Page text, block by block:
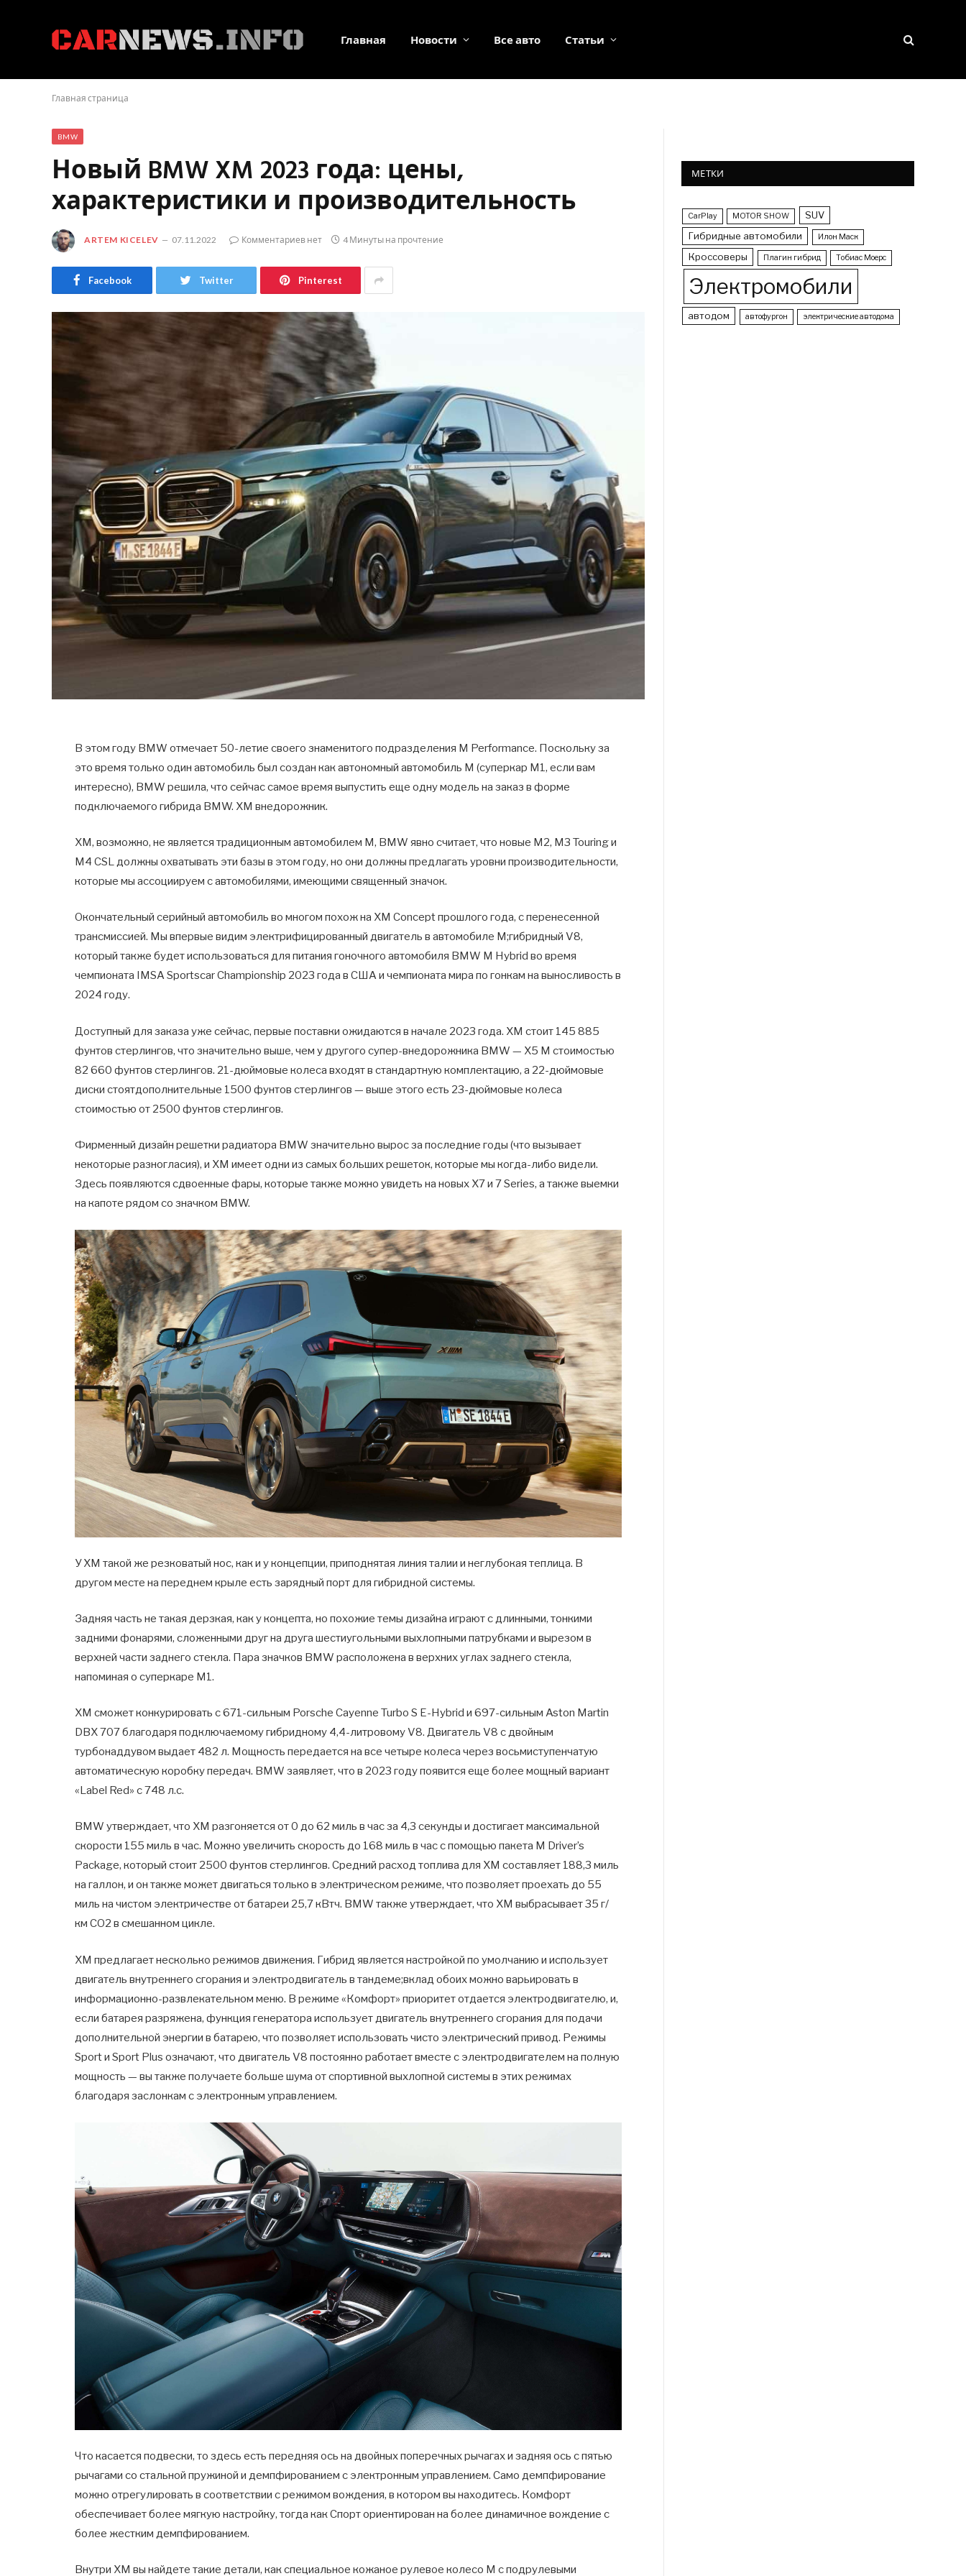
Главная Новости Все авто Статьи
Главная страница
BMW
Новый BMW XM 2023 года: цены,
характеристики и производительность
ARTEM KICELEV 07.11.2022 Комментариев нет 4 Минуты на прочтение
Facebook Twitter Pinterest
В этом году BMW отмечает 50-летие своего знаменитого подразделения M Performance. Поскольку за
это время только один автомобиль был создан как автономный автомобиль M (суперкар M1, если вам
интересно), BMW решила, что сейчас самое время выпустить еще одну модель на заказ в форме
подключаемого гибрида BMW. ХМ внедорожник.
XM, возможно, не является традиционным автомобилем M, BMW явно считает, что новые M2, M3 Touring и
M4 CSL должны охватывать эти базы в этом году, но они должны предлагать уровни производительности,
которые мы ассоциируем с автомобилями, имеющими священный значок.
Окончательный серийный автомобиль во многом похож на XM Concept прошлого года, с перенесенной
трансмиссией. Мы впервые видим электрифицированный двигатель в автомобиле М;гибридный V8,
который также будет использоваться для питания гоночного автомобиля BMW M Hybrid во время
чемпионата IMSA Sportscar Championship 2023 года в США и чемпионата мира по гонкам на выносливость в
2024 году.
Доступный для заказа уже сейчас, первые поставки ожидаются в начале 2023 года. XM стоит 145 885
фунтов стерлингов, что значительно выше, чем у другого супер-внедорожника BMW — X5 M стоимостью
82 660 фунтов стерлингов. 21-дюймовые колеса входят в стандартную комплектацию, а 22-дюймовые
диски стоятдополнительные 1500 фунтов стерлингов — выше этого есть 23-дюймовые колеса
стоимостью от 2500 фунтов стерлингов.
Фирменный дизайн решетки радиатора BMW значительно вырос за последние годы (что вызывает
некоторые разногласия), и XM имеет одни из самых больших решеток, которые мы когда-либо видели.
Здесь появляются сдвоенные фары, которые также можно увидеть на новых X7 и 7 Series, а также выемки
на капоте рядом со значком BMW.
У XM такой же резковатый нос, как и у концепции, приподнятая линия талии и неглубокая теплица. В
другом месте на переднем крыле есть зарядный порт для гибридной системы.
Задняя часть не такая дерзкая, как у концепта, но похожие темы дизайна играют с длинными, тонкими
задними фонарями, сложенными друг на друга шестиугольными выхлопными патрубками и вырезом в
верхней части заднего стекла. Пара значков BMW расположена в верхних углах заднего стекла,
напоминая о суперкаре M1.
XM сможет конкурировать с 671-сильным Porsche Cayenne Turbo S E-Hybrid и 697-сильным Aston Martin
DBX 707 благодаря подключаемому гибридному 4,4-литровому V8. Двигатель V8 с двойным
турбонаддувом выдает 482 л. Мощность передается на все четыре колеса через восьмиступенчатую
автоматическую коробку передач. BMW заявляет, что в 2023 году появится еще более мощный вариант
«Label Red» с 748 л.с.
BMW утверждает, что XM разгоняется от 0 до 62 миль в час за 4,3 секунды и достигает максимальной
скорости 155 миль в час. Можно увеличить скорость до 168 миль в час с помощью пакета M Driver’s
Package, который стоит 2500 фунтов стерлингов. Средний расход топлива для XM составляет 188,3 миль
на галлон, и он также может двигаться только в электрическом режиме, что позволяет проехать до 55
миль на чистом электричестве от батареи 25,7 кВтч. BMW также утверждает, что XM выбрасывает 35 г/
км CO2 в смешанном цикле.
XM предлагает несколько режимов движения. Гибрид является настройкой по умолчанию и использует
двигатель внутреннего сгорания и электродвигатель в тандеме;вклад обоих можно варьировать в
информационно-развлекательном меню. В режиме «Комфорт» приоритет отдается электродвигателю, и,
если батарея разряжена, функция генератора использует двигатель внутреннего сгорания для подачи
дополнительной энергии в батарею, что позволяет использовать чисто электрический привод. Режимы
Sport и Sport Plus означают, что двигатель V8 постоянно работает вместе с электродвигателем на полную
мощность — вы также получаете больше шума от спортивной выхлопной системы в этих режимах
благодаря заслонкам с электронным управлением.
Что касается подвески, то здесь есть передняя ось на двойных поперечных рычагах и задняя ось с пятью
рычагами со стальной пружиной и демпфированием с электронным управлением. Само демпфирование
можно отрегулировать в соответствии с режимом вождения, в котором вы находитесь. Комфорт
обеспечивает более мягкую настройку, тогда как Спорт ориентирован на более динамичное вождение с
более жестким демпфированием.
Внутри XM вы найдете такие детали, как специальное кожаное рулевое колесо M с подрулевыми
МЕТКИ
CarPlay MOTOR SHOW
SUV
Гибридные автомобили
Илон Маск
Кроссоверы Плагин гибрид Тобиас Моерс
Электромобили
автодом автофургон электрические автодома